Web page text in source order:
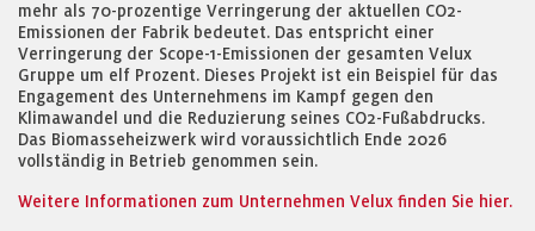
mehr als 70-prozentige Verringerung der aktuellen CO2-
Emissionen der Fabrik bedeutet. Das entspricht einer
Verringerung der Scope-1-Emissionen der gesamten Velux
Gruppe um elf Prozent. Dieses Projekt ist ein Beispiel für das
Engagement des Unternehmens im Kampf gegen den
Klimawandel und die Reduzierung seines CO2-Fußabdrucks.
Das Biomasseheizwerk wird voraussichtlich Ende 2026
vollständig in Betrieb genommen sein.
Weitere Informationen zum Unternehmen Velux finden Sie hier.